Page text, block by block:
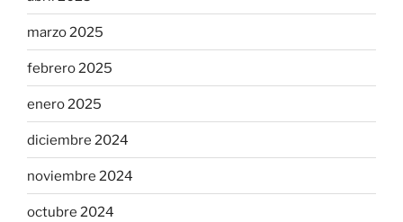
marzo 2025
febrero 2025
enero 2025
diciembre 2024
noviembre 2024
octubre 2024